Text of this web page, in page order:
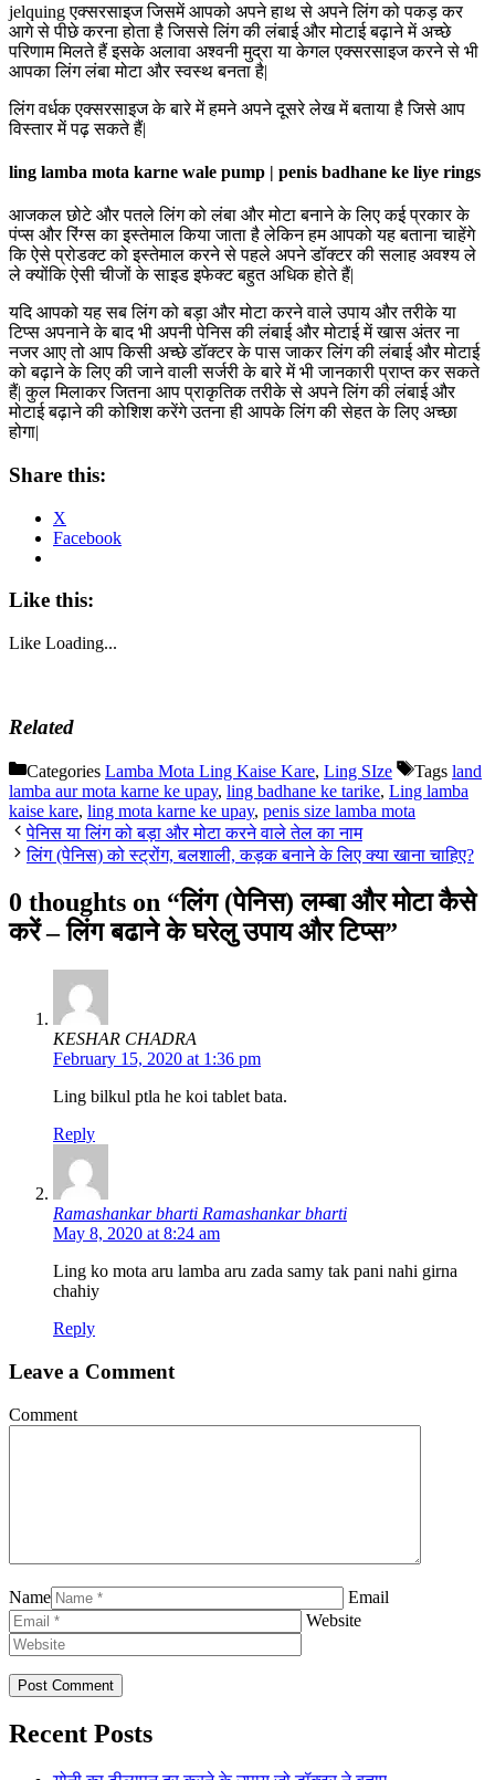
jelquing एक्सरसाइज जिसमें आपको अपने हाथ से अपने लिंग को पकड़ कर
आगे से पीछे करना होता है जिससे लिंग की लंबाई और मोटाई बढ़ाने में अच्छे
परिणाम मिलते हैं इसके अलावा अश्वनी मुद्रा या केगल एक्सरसाइज करने से भी
आपका लिंग लंबा मोटा और स्वस्थ बनता है|
लिंग वर्धक एक्सरसाइज के बारे में हमने अपने दूसरे लेख में बताया है जिसे आप
विस्तार में पढ़ सकते हैं|
ling lamba mota karne wale pump | penis badhane ke liye rings
आजकल छोटे और पतले लिंग को लंबा और मोटा बनाने के लिए कई प्रकार के
पंप्स और रिंग्स का इस्तेमाल किया जाता है लेकिन हम आपको यह बताना चाहेंगे
कि ऐसे प्रोडक्ट को इस्तेमाल करने से पहले अपने डॉक्टर की सलाह अवश्य ले
ले क्योंकि ऐसी चीजों के साइड इफेक्ट बहुत अधिक होते हैं|
यदि आपको यह सब लिंग को बड़ा और मोटा करने वाले उपाय और तरीके या
टिप्स अपनाने के बाद भी अपनी पेनिस की लंबाई और मोटाई में खास अंतर ना
नजर आए तो आप किसी अच्छे डॉक्टर के पास जाकर लिंग की लंबाई और मोटाई
को बढ़ाने के लिए की जाने वाली सर्जरी के बारे में भी जानकारी प्राप्त कर सकते
हैं| कुल मिलाकर जितना आप प्राकृतिक तरीके से अपने लिंग की लंबाई और
मोटाई बढ़ाने की कोशिश करेंगे उतना ही आपके लिंग की सेहत के लिए अच्छा
होगा|
Share this:
X
Facebook
Like this:
Like Loading...
Related
Categories Lamba Mota Ling Kaise Kare, Ling SIze Tags land
lamba aur mota karne ke upay, ling badhane ke tarike, Ling lamba
kaise kare, ling mota karne ke upay, penis size lamba mota
पेनिस या लिंग को बड़ा और मोटा करने वाले तेल का नाम
लिंग (पेनिस) को स्ट्रोंग, बलशाली, कड़क बनाने के लिए क्या खाना चाहिए?
0 thoughts on “लिंग (पेनिस) लम्बा और मोटा कैसे
करें – लिंग बढाने के घरेलु उपाय और टिप्स”
KESHAR CHADRA
February 15, 2020 at 1:36 pm
Ling bilkul ptla he koi tablet bata.
Reply
Ramashankar bharti Ramashankar bharti
May 8, 2020 at 8:24 am
Ling ko mota aru lamba aru zada samy tak pani nahi girna
chahiy
Reply
Leave a Comment
Comment
Name
Email
Website
Recent Posts